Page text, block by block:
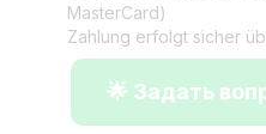
MasterCard)
Zahlung erfolgt sicher
🌟 Задать